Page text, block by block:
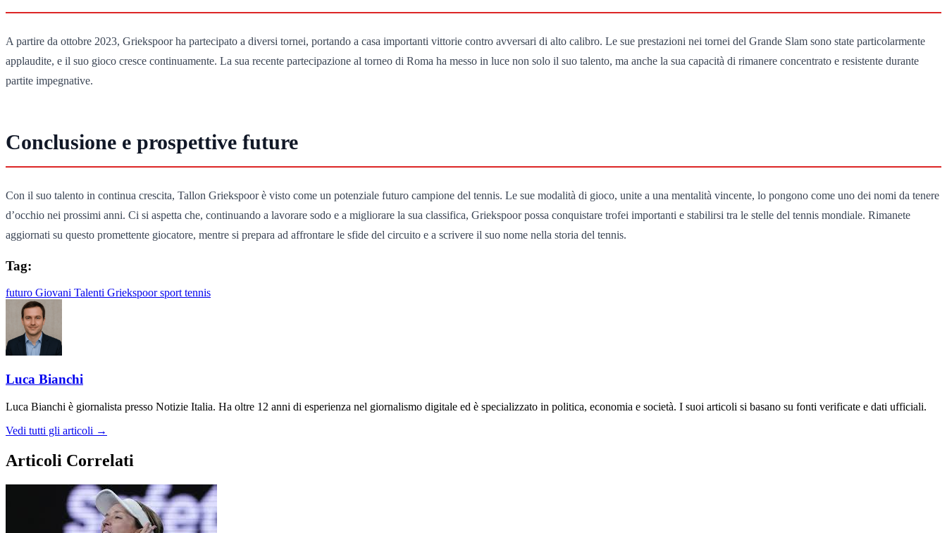
A partire da ottobre 2023, Griekspoor ha partecipato a diversi tornei, portando a casa importanti vittorie contro avversari di alto calibro. Le sue prestazioni nei tornei del Grande Slam sono state particolarmente
applaudite, e il suo gioco cresce continuamente. La sua recente partecipazione al torneo di Roma ha messo in luce non solo il suo talento, ma anche la sua capacità di rimanere concentrato e resistente durante
partite impegnative.
Conclusione e prospettive future
Con il suo talento in continua crescita, Tallon Griekspoor è visto come un potenziale futuro campione del tennis. Le sue modalità di gioco, unite a una mentalità vincente, lo pongono come uno dei nomi da tenere
d’occhio nei prossimi anni. Ci si aspetta che, continuando a lavorare sodo e a migliorare la sua classifica, Griekspoor possa conquistare trofei importanti e stabilirsi tra le stelle del tennis mondiale. Rimanete
aggiornati su questo promettente giocatore, mentre si prepara ad affrontare le sfide del circuito e a scrivere il suo nome nella storia del tennis.
Tag:
futuro Giovani Talenti Griekspoorsport tennis
Luca Bianchi
Luca Bianchi è giornalista presso Notizie Italia. Ha oltre 12 anni di esperienza nel giornalismo digitale ed è specializzato in politica, economia e società. I suoi articoli si basano su fonti verificate e dati ufficiali.
Vedi tutti gli articoli →
Articoli Correlati